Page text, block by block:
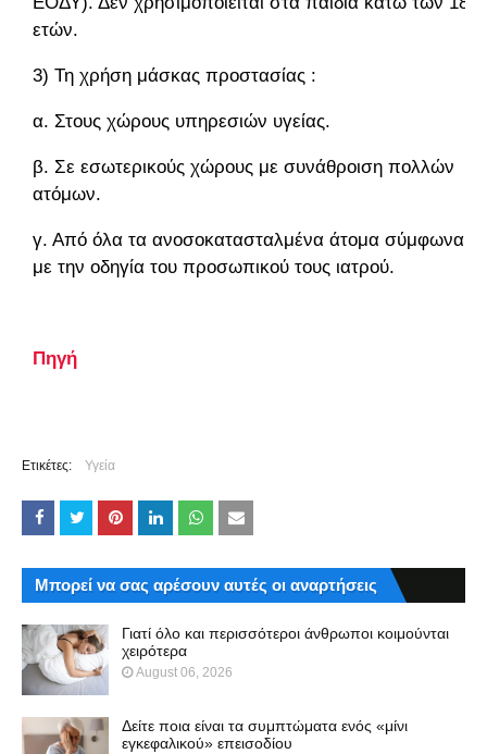
ετών.
3) Τη χρήση μάσκας προστασίας :
α. Στους χώρους υπηρεσιών υγείας.
β. Σε εσωτερικούς χώρους με συνάθροιση πολλών
ατόμων.
γ. Από όλα τα ανοσοκατασταλμένα άτομα σύμφωνα
με την οδηγία του προσωπικού τους ιατρού.
Πηγή
Ετικέτες: Υγεία
Μπορεί να σας αρέσουν αυτές οι αναρτήσεις
Γιατί όλο και περισσότεροι άνθρωποι κοιμούνται
χειρότερα
August 06, 2026
Δείτε ποια είναι τα συμπτώματα ενός «μίνι
εγκεφαλικού» επεισοδίου